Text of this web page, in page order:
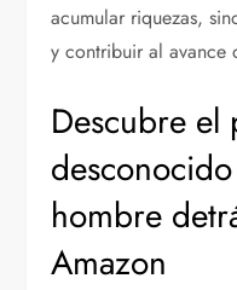
acumular riquezas,
y contribuir al avance
Descubre el
hombre
Amazon